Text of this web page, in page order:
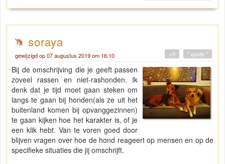
soraya
gewijzigd op 07 augustus 2019 om 16:10 " quote "
+0
Bij de omschrijving die je geeft passen
zoveel rassen en niet-rashonden. Ik
denk dat je tijd moet gaan steken om
langs te gaan bij honden(als ze uit het
buitenland komen bij opvanggezinnen)
te gaan kijken hoe het karakter is, of je
een klik hebt. Van te voren goed door
blijven vragen over hoe de hond reageert op mensen en op de
specifieke situaties die jij omschrijft.